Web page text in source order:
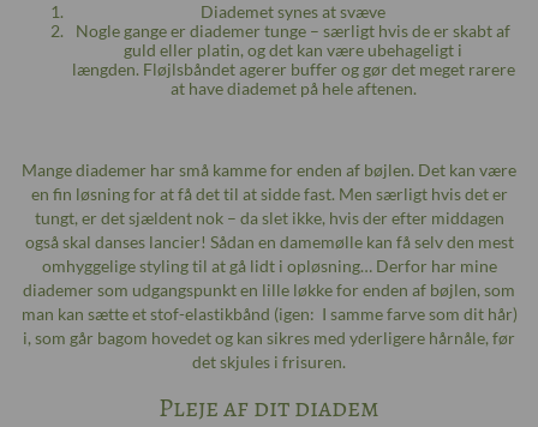
Diademet synes at svæve
Nogle gange er diademer tunge – særligt hvis de er skabt af
guld eller platin, og det kan være ubehageligt i
længden. Fløjlsbåndet agerer buffer og gør det meget rarere
at have diademet på hele aftenen.
Mange diademer har små kamme for enden af bøjlen. Det kan være
en fin løsning for at få det til at sidde fast. Men særligt hvis det er
tungt, er det sjældent nok – da slet ikke, hvis der efter middagen
også skal danses lancier! Sådan en damemølle kan få selv den mest
omhyggelige styling til at gå lidt i opløsning… Derfor har mine
diademer som udgangspunkt en lille løkke for enden af bøjlen, som
man kan sætte et stof-elastikbånd (igen: I samme farve som dit hår)
i, som går bagom hovedet og kan sikres med yderligere hårnåle, før
det skjules i frisuren.
Pleje af dit diadem